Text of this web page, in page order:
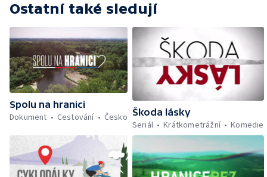
Ostatní také sledují
Spolu na hranici
Dokument
Cestování Česko Škoda lásky
Seriál
Krátkometrážní Komedie